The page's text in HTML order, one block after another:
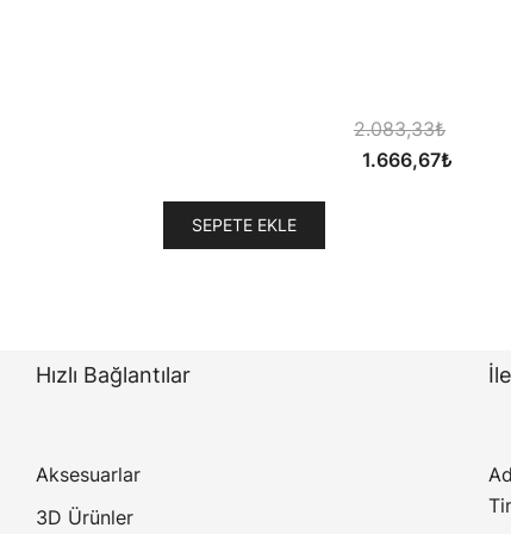
2.083,33₺
Orijinal
1.666,67₺Şu
SEPETE EKLE
Hızlı Bağlantılar
Aksesuarlar
3D Ürünler